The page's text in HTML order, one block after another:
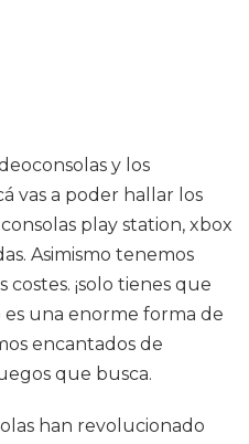
y los
vas a poder hallar los
play station, xbox
Asimismo tenemos
costes. ¡solo tienes que
una enorme forma de
encantados de
que busca.
han revolucionado